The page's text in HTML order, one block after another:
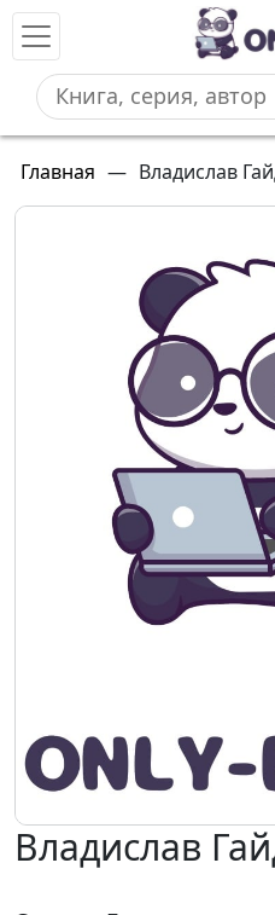
Главная — Владислав
Владислав